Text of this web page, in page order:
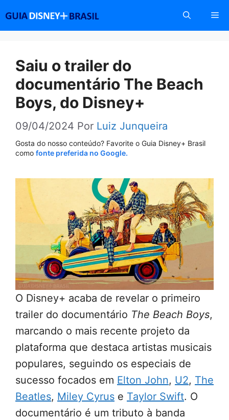
conteúdo
Saiu o trailer do
documentário The Beach
Boys, do Disney+
09/04/2024 Por Luiz Junqueira
Gosta do nosso conteúdo? Favorite o Guia Disney+ Brasil
como fonte preferida no Google.
O Disney+ acaba de revelar o primeiro
trailer do documentário The Beach Boys,
marcando o mais recente projeto da
plataforma que destaca artistas musicais
populares, seguindo os especiais de
sucesso focados em Elton John, U2, The
Beatles, Miley Cyrus e Taylor Swift. O
documentário é um tributo à banda